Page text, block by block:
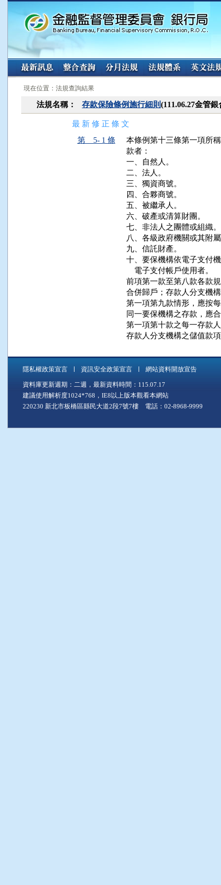
:::
現在位置：法規查詢結果
法規名稱： 存款保險條例施行細則(111.06.27金管
最 新 修 正 條 文
第 5- 1 條
本條例第十三條第一項所
款者：
一、自然人。
二、法人。
三、獨資商號。
四、合夥商號。
五、被繼承人。
六、破產或清算財團。
七、非法人之團體或組織。
八、各級政府機關或其附
九、信託財產。
十、要保機構依電子支付
    電子支付帳戶使用者。
前項第一款至第八款各款
合併歸戶；存款人分支機
第一項第九款情形，應按
同一要保機構之存款，應
第一項第十款之每一存款
存款人分支機構之儲值款
隱私權政策宣言 資訊安全政策宣言 網站資料開放宣告
資料庫更新週期：二週，最新資料時間：115.07.17
建議使用解析度1024*768，IE8以上版本觀看本網站
220230 新北市板橋區縣民大道2段7號7樓 電話：02-8968-9999